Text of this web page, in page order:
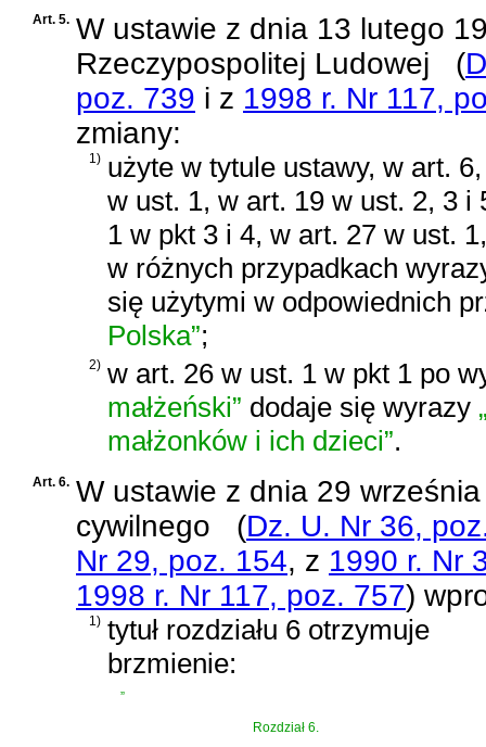
Art. 5. W ustawie z dnia 13 lutego
Rzeczypospolitej Ludowej
(
poz. 739 i z 1998 r. Nr 117,
zmiany:
1) użyte w tytule ustawy, w art.
w ust. 1, w art. 19 w ust. 2, 3
1 w pkt 3 i 4, w art. 27 w ust.
w różnych przypadkach
się użytymi w odpowiednich
Polska”;
2) w art. 26 w ust. 1 w pkt 1 po
małżeński” dodaje się wyrazy
małżonków i ich dzieci”.
Art. 6. W ustawie z dnia 29
cywilnego
(Dz. U. Nr 36,
Nr 29, poz. 154, z 1990 r. Nr
1998 r. Nr 117, poz. 757)
1) tytuł rozdziału 6 otrzymuje
brzmienie:
„
Rozdział 6.